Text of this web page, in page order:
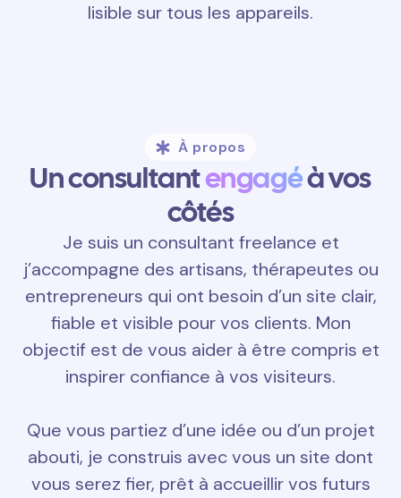
lisible sur tous les appareils.
À propos
Un consultantengagéà vos
côtés
Je suis un consultant freelance et
j’accompagne des artisans, thérapeutes ou
entrepreneurs qui ont besoin d’un site clair,
fiable et visible pour vos clients. Mon
objectif est de vous aider à être compris et
inspirer confiance à vos visiteurs.
Que vous partiez d’une idée ou d’un projet
abouti, je construis avec vous un site dont
vous serez fier, prêt à accueillir vos futurs